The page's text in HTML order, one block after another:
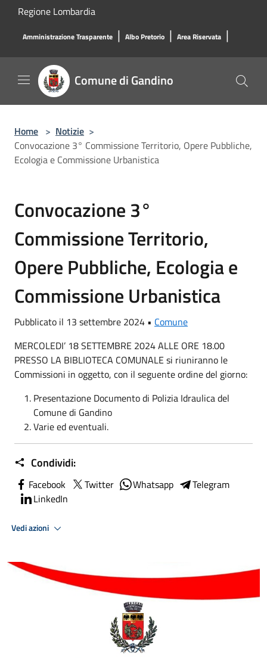
Salta al contenuto principale
Regione Lombardia
Amministrazione Trasparente | Albo Pretorio | Area Riservata |
Comune di Gandino
Home > Notizie >
Convocazione 3° Commissione Territorio, Opere Pubbliche,
Ecologia e Commissione Urbanistica
Convocazione 3°
Commissione Territorio,
Opere Pubbliche, Ecologia e
Commissione Urbanistica
Pubblicato il 13 settembre 2024 • Comune
MERCOLEDI’ 18 SETTEMBRE 2024 ALLE ORE 18.00
PRESSO LA BIBLIOTECA COMUNALE si riuniranno le
Commissioni in oggetto, con il seguente ordine del giorno:
Presentazione Documento di Polizia Idraulica del
Comune di Gandino
Varie ed eventuali.
Condividi:
Facebook Twitter Whatsapp
Telegram
LinkedIn
Vedi azioni